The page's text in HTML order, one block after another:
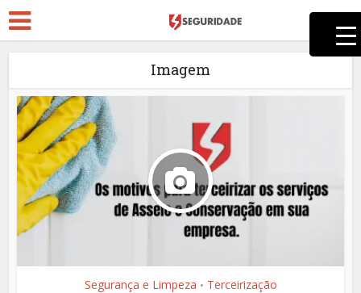
Imagem
Segurança e Limpeza • Terceirização